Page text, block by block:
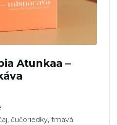
Atunkaa –
čučoriedky, tmavá